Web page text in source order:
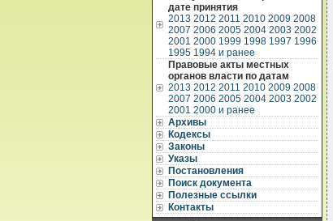
дате принятия
2013 2012 2011 2010 2009 2008
2007 2006 2005 2004 2003 2002
2001 2000 1999 1998 1997 1996
1995 1994 и ранее
Правовые акты местных
органов власти по датам
2013 2012 2011 2010 2009 2008
2007 2006 2005 2004 2003 2002
2001 2000 и ранее
Архивы
Кодексы
Законы
Указы
Постановления
Поиск документа
Полезные ссылки
Контакты